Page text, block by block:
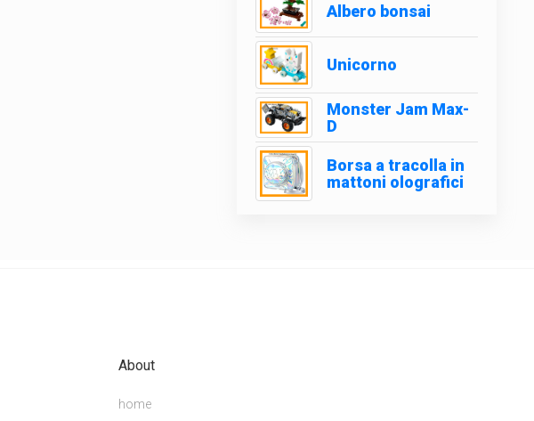
Albero bonsai
Unicorno
Monster Jam Max-
D
Borsa a tracolla in
mattoni olografici
About
home